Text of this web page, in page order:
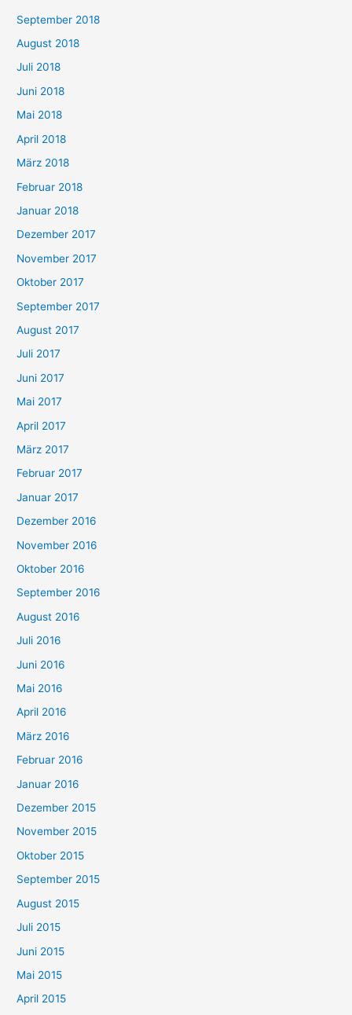
September 2018
August 2018
Juli 2018
Juni 2018
Mai 2018
April 2018
März 2018
Februar 2018
Januar 2018
Dezember 2017
November 2017
Oktober 2017
September 2017
August 2017
Juli 2017
Juni 2017
Mai 2017
April 2017
März 2017
Februar 2017
Januar 2017
Dezember 2016
November 2016
Oktober 2016
September 2016
August 2016
Juli 2016
Juni 2016
Mai 2016
April 2016
März 2016
Februar 2016
Januar 2016
Dezember 2015
November 2015
Oktober 2015
September 2015
August 2015
Juli 2015
Juni 2015
Mai 2015
April 2015